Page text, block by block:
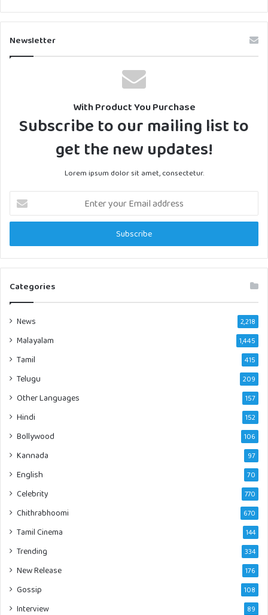
Newsletter
With Product You Purchase
Subscribe to our mailing list to
get the new updates!
Lorem ipsum dolor sit amet, consectetur.
Enter
your
Email
Categories
News 2,218
Malayalam 1,445
Tamil 415
Telugu 209
Other Languages 157
Hindi 152
Bollywood 106
Kannada 97
English 70
Celebrity 770
Chithrabhoomi 670
Tamil Cinema 144
Trending 334
New Release 176
Gossip 108
Interview 89